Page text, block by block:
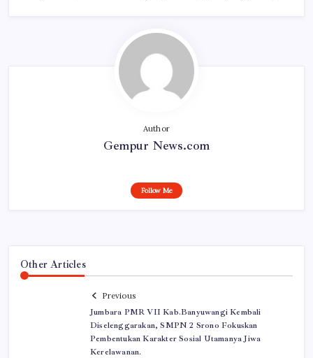
Author
Gempur News.com
Follow Me
Other Articles
Previous
Jumbara PMR VII Kab.Banyuwangi Kembali
Diselenggarakan, SMPN 2 Srono Fokuskan
Pembentukan Karakter Sosial Utamanya Jiwa
Kerelawanan.